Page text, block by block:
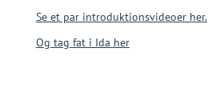
Se et par introduktionsvideoer her.
Og tag fat i Ida her